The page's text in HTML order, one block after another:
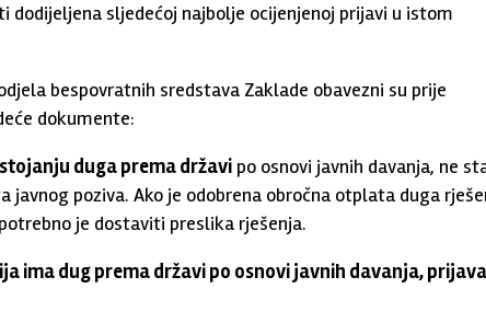
dodijeljena sljedećoj najbolje ocijenjenoj prijavi u istom
bespovratnih sredstava Zaklade obavezni su prije
dokumente:
duga prema državi po osnovi javnih davanja, ne
javnog poziva. Ako je odobrena obročna otplata duga
je dostaviti preslika rješenja.
ima dug prema državi po osnovi javnih davanja,